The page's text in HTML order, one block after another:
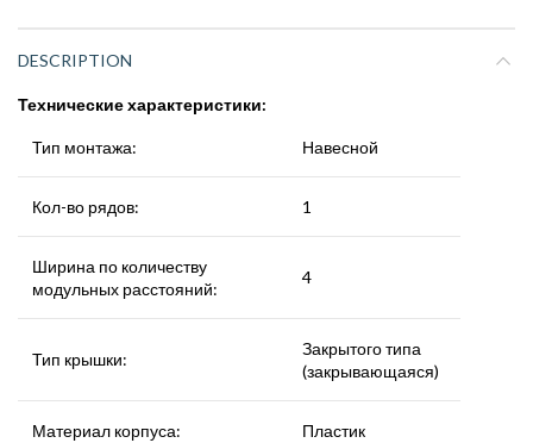
DESCRIPTION
Технические характеристики:
Тип монтажа: Навесной
Кол-во рядов: 1
Ширина по количеству
модульных расстояний:
4
Тип крышки:
Закрытого типа
(закрывающаяся)
Материал корпуса: Пластик